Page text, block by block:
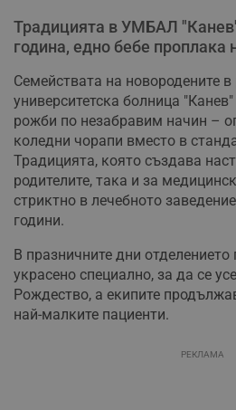
Традицията в УМБАЛ
година, едно бебе
Семействата на новородените в
университетска болница
рожби по незабравим начин –
коледни чорапи вместо в
Традицията, която създава
родителите, така и за
стриктно в лечебното
години.
В празничните дни отделението
украсено специално, за да се
Рождество, а екипите
най-малките пациенти.
РЕКЛАМА